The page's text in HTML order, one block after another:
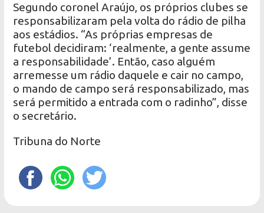
Segundo coronel Araújo, os próprios clubes se
responsabilizaram pela volta do rádio de pilha
aos estádios. “As próprias empresas de
futebol decidiram: ‘realmente, a gente assume
a responsabilidade’. Então, caso alguém
arremesse um rádio daquele e cair no campo,
o mando de campo será responsabilizado, mas
será permitido a entrada com o radinho”, disse
o secretário.
Tribuna do Norte